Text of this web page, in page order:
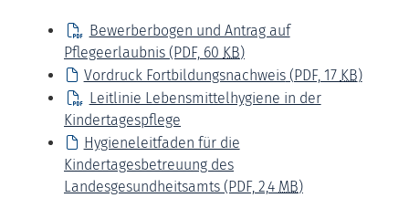
Bewerberbogen und Antrag auf
Pflegeerlaubnis (PDF, 60 KB)
Vordruck Fortbildungsnachweis(PDF, 17 KB)
Leitlinie Lebensmittelhygiene in der
Kindertagespflege
Hygieneleitfaden für die
Kindertagesbetreuung des
Landesgesundheitsamts (PDF, 2,4 MB)